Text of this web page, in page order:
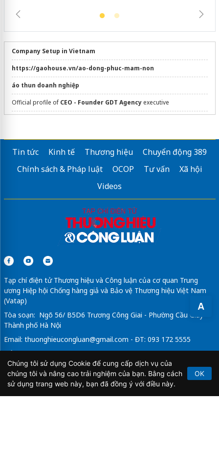
A
Company Setup in Vietnam
https://gaohouse.vn/ao-dong-phuc-mam-non
áo thun doanh nghiệp
Official profile of CEO - Founder GDT Agencyexecutive
Sửa máy rửa bát bosch
Tin tức Kinh tế Thương hiệu
Chuyển động 389
Chính sách & Pháp luật
OCOP Tư vấn
Xã hội
Videos
Tạp chí điện tử Thương hiệu và Công luận của cơ quan Trung
ương Hiệp hội Chống hàng giả và Bảo vệ Thương hiệu Việt Nam
(Vatap)
Tòa soạn: Ngõ 56/ B5D6 Trương Công Giai - Phường Cầu Giấy -
Thành phố Hà Nội
Email: thuonghieucongluan@gmail.com - ĐT: 093 172 5555
Tổng Biên Tập: Vũ Đức Thuận
Giấy phép hoạt động báo chí điện tử số 64/GP-BTTTT do Bộ
Thông tin và Truyền thông cấp ngày 21/2/2020.
Chúng tôi sử dụng Cookie để cung cấp dịch vụ của
chúng tôi và nâng cao trải nghiệm của bạn. Bằng cách
sử dụng trang web này, bạn đã đồng ý với điều này.
OK